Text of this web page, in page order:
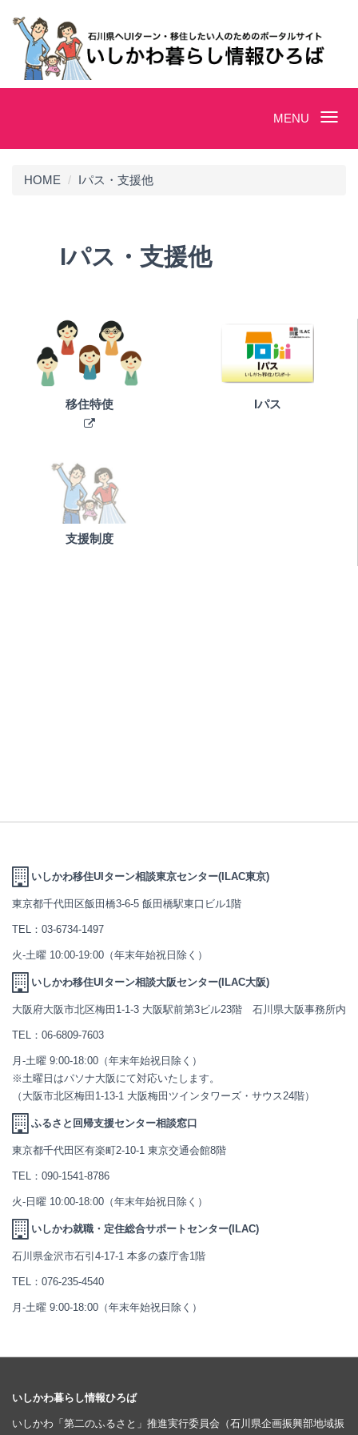
Toggle
MENU
HOME Iパス・支援他
Iパス・支援他
移住特使 Iパス
支援制度
いしかわ移住UIターン相談東京センター(ILAC東京)
東京都千代田区飯田橋3-6-5 飯田橋駅東口ビル1階
TEL： 03-6734-1497
火-土曜 10:00-19:00（年末年始祝日除く）
いしかわ移住UIターン相談大阪センター(ILAC大阪)
大阪府大阪市北区梅田1-1-3 大阪駅前第3ビル23階 石川県大阪事務所内
TEL： 06-6809-7603
月-土曜 9:00-18:00（年末年始祝日除く）
※土曜日はパソナ大阪にて対応いたします。
（大阪市北区梅田1-13-1 大阪梅田ツインタワーズ・サウス24階）
ふるさと回帰支援センター相談窓口
東京都千代田区有楽町2-10-1 東京交通会館8階
TEL： 090-1541-8786
火-日曜 10:00-18:00（年末年始祝日除く）
いしかわ就職・定住総合サポートセンター(ILAC)
石川県金沢市石引4-17-1 本多の森庁舎1階
TEL： 076-235-4540
月-土曜 9:00-18:00（年末年始祝日除く）
いしかわ暮らし情報ひろば
いしかわ「第二のふるさと」推進実行委員会（石川県企画振興部地域振